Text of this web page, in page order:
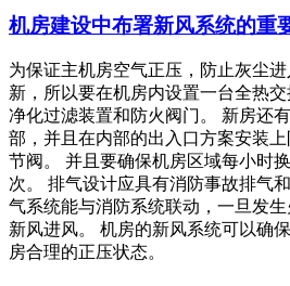
机房建设中布署新风系统的重
为保证主机房空气正压，防止灰尘
新，所以要在机房内设置一台全热
净化过滤装置和防火阀门。 新房还
部，并且在内部的出入口方案安装
节阀。 并且要确保机房区域每小时
次。 排气设计应具有消防事故排气
气系统能与消防系统联动，一旦发
新风进风。 机房的新风系统可以确
房合理的正压状态。